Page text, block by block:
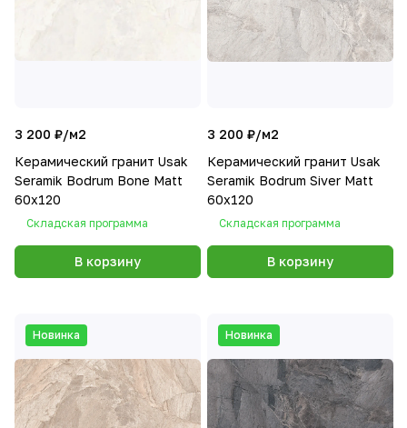
3 200 ₽/м2
Керамический гранит Usak
Seramik Bodrum Bone Matt
60x120
Складская программа
В корзину
3 200 ₽/м2
Керамический гранит Usak
Seramik Bodrum Siver Matt
60x120
Складская программа
В корзину
Новинка Новинка